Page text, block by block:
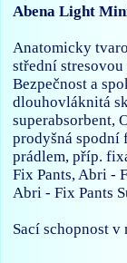
Abena Light
Anatomicky
střední
Bezpečnost a
dlouhovláknitá
superabsorbent,
prodyšná spodní
prádlem, příp.
Fix Pants, Abri -
Abri - Fix Pants
Sací schopnost v